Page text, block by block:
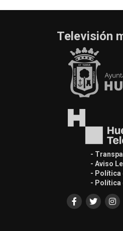
Televisión
-
- Aviso
- Política
- Política